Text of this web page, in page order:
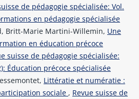
de pédagogie spécialisée: Vol.
en pédagogie spécialisée
Britt-Marie Martini-Willemin, Une
en éducation précoce
suisse de pédagogie spécialisée:
Éducation précoce spécialisée
Littératie et numératie :
sociale , Revue suisse de